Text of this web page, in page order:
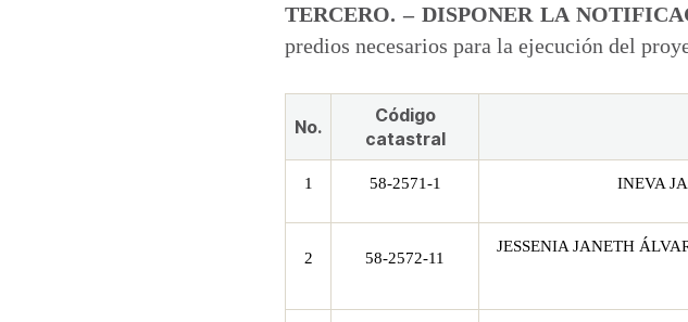
TERCERO. – DISPONER LA
predios necesarios para la ejecución del
No.
Código
catastral
1 58-2571-1 INEVA
2 58-2572-11
JESSENIA JANETH